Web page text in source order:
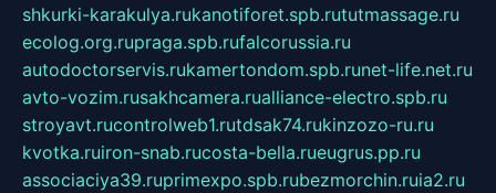
shkurki-karakulya.rukanotiforet.spb.rututmassage.ru
ecolog.org.rupraga.spb.rufalcorussia.ru
autodoctorservis.rukamertondom.spb.runet-life.net.ru
avto-vozim.rusakhcamera.rualliance-electro.spb.ru
stroyavt.rucontrolweb1.rutdsak74.rukinzozo-ru.ru
kvotka.ruiron-snab.rucosta-bella.rueugrus.pp.ru
associaciya39.ruprimexpo.spb.rubezmorchin.ruia2.ru